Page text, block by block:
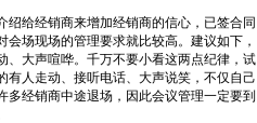
给经销商来增加经销商的信心，已签合同
场现场的管理要求就比较高。建议如下，
、大声喧哗。千万不要小看这两点纪律，试
人走动、接听电话、大声说笑，不仅自己
经销商中途退场，因此会议管理一定要到